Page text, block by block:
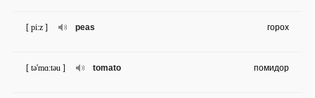
peas
[ pi:z ] горох
tomato
[ tə'mɑ:təu ] помидор